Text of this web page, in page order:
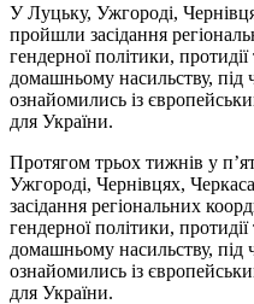
У Луцьку, Ужгороді,
пройшли засідання
гендерної політики,
домашньому насильству, під
ознайомились із
для України.
Протягом трьох тижнів у
Ужгороді, Чернівцях,
засідання регіональних
гендерної політики,
домашньому насильству, під
ознайомились із
для України.